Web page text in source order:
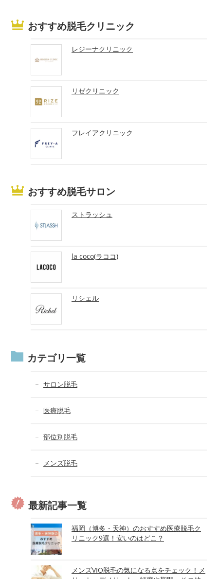
おすすめ脱毛クリニック
レジーナクリニック
リゼクリニック
フレイアクリニック
おすすめ脱毛サロン
ストラッシュ
la coco(ラココ)
リシェル
カテゴリ一覧
サロン脱毛
医療脱毛
部位別脱毛
メンズ脱毛
最新記事一覧
福岡（博多・天神）のおすすめ医療脱毛ク
リニック9選！安いのはどこ？
メンズVIO脱毛の気になる点をチェック！メ